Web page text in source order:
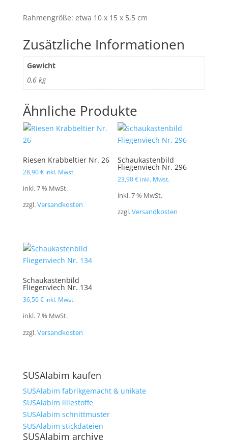
Rahmengröße: etwa 10 x 15 x 5,5 cm
Zusätzliche Informationen
Gewicht
0,6 kg
Ähnliche Produkte
Riesen Krabbeltier Nr. 26
28,90€ inkl. Mwst.
inkl. 7 % MwSt.
zzgl.Versandkosten
Schaukastenbild
Fliegenviech Nr. 296
23,90€ inkl. Mwst.
inkl. 7 % MwSt.
zzgl.Versandkosten
Schaukastenbild
Fliegenviech Nr. 134
36,50€ inkl. Mwst.
inkl. 7 % MwSt.
zzgl.Versandkosten
SUSAlabim kaufen
SUSAlabim fabrikgemacht & unikate
SUSAlabim lillestoffe
SUSAlabim schnittmuster
SUSAlabim stickdateien
SUSAlabim archive